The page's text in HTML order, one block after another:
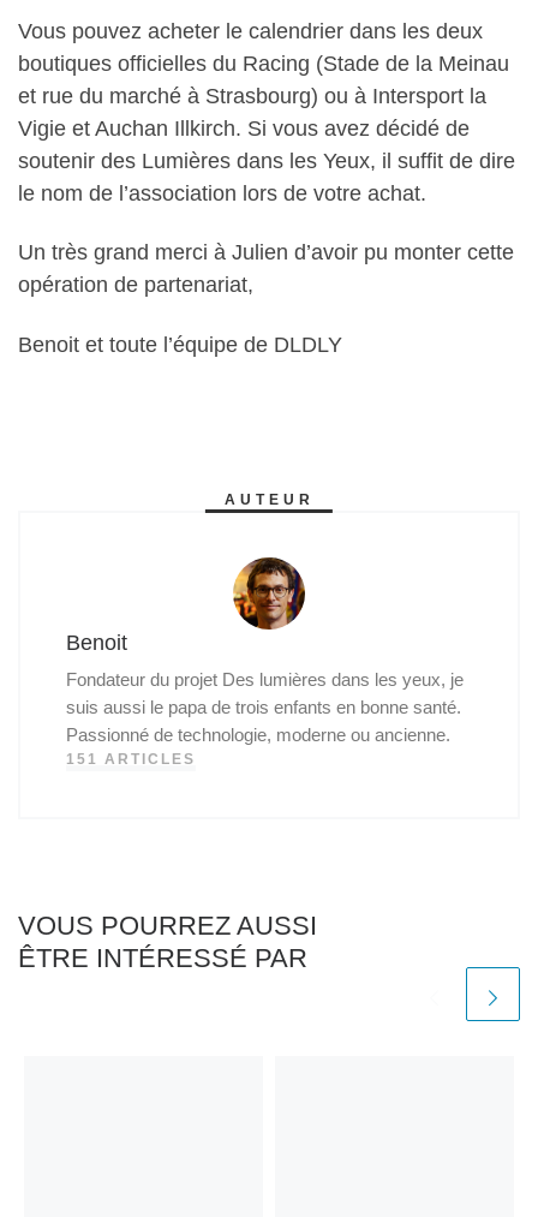
Vous pouvez acheter le calendrier dans les deux
boutiques officielles du Racing (Stade de la Meinau
et rue du marché à Strasbourg) ou à Intersport la
Vigie et Auchan Illkirch. Si vous avez décidé de
soutenir des Lumières dans les Yeux, il suffit de dire
le nom de l’association lors de votre achat.
Un très grand merci à Julien d’avoir pu monter cette
opération de partenariat,
Benoit et toute l’équipe de DLDLY
AUTEUR
Benoit
Fondateur du projet Des lumières dans les yeux, je
suis aussi le papa de trois enfants en bonne santé.
Passionné de technologie, moderne ou ancienne.
151 ARTICLES
VOUS POURREZ AUSSI
ÊTRE INTÉRESSÉ PAR